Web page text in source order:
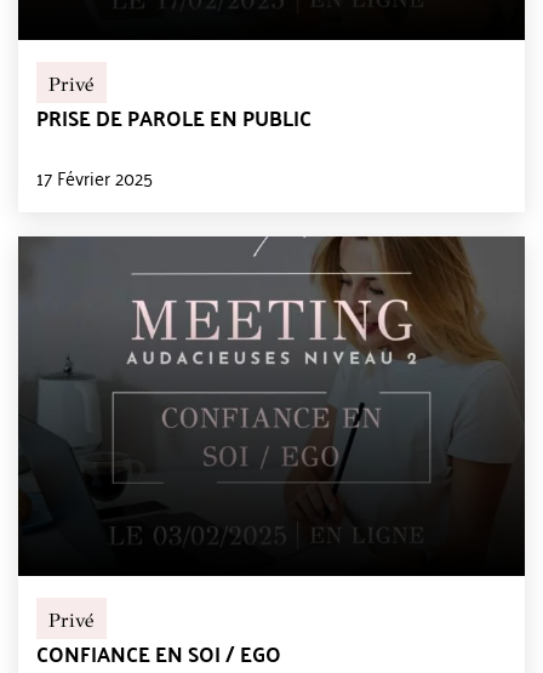
Privé
PRISE DE PAROLE EN PUBLIC
17 Février 2025
Privé
CONFIANCE EN SOI / EGO